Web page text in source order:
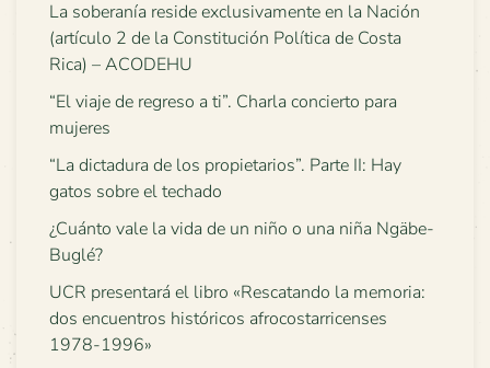
La soberanía reside exclusivamente en la Nación
(artículo 2 de la Constitución Política de Costa
Rica) – ACODEHU
“El viaje de regreso a ti”. Charla concierto para
mujeres
“La dictadura de los propietarios”. Parte II: Hay
gatos sobre el techado
¿Cuánto vale la vida de un niño o una niña Ngäbe-
Buglé?
UCR presentará el libro «Rescatando la memoria:
dos encuentros históricos afrocostarricenses
1978-1996»